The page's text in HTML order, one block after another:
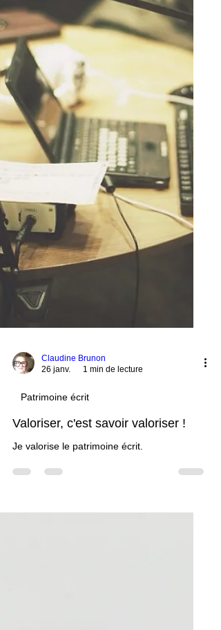
26 janv.
1 min de lecture
Patrimoine écrit
Valoriser, c'est savoir valoriser !
Je valorise le patrimoine écrit.